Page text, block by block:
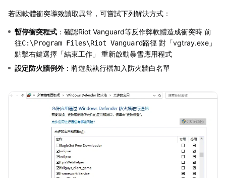
若因軟體衝突導致讀取異常，可嘗試下列解決方式：
暫停衝突程式 ：確認Riot Vanguard等反作弊軟體造成衝突時 前
往C:\Program Files\Riot Vanguard路徑 對「vgtray.exe」
點擊右鍵選擇「結束工作」 重新啟動暴雪應用程式
設定防火牆例外：將遊戲執行檔加入防火牆白名單